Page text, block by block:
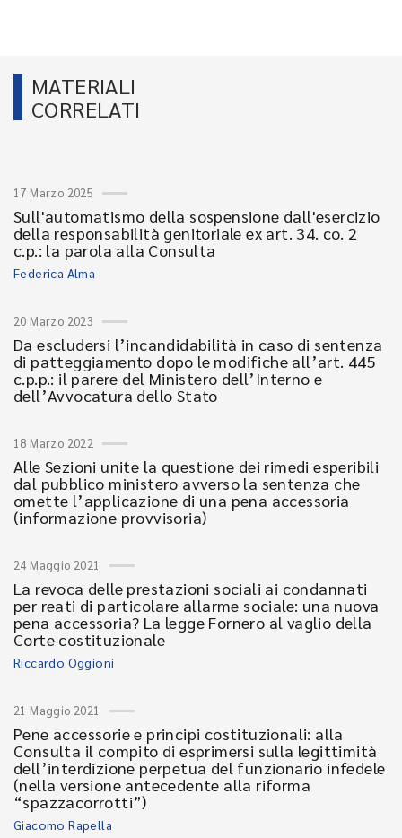
MATERIALI
CORRELATI
17 Marzo 2025
Sull'automatismo della sospensione dall'esercizio
della responsabilità genitoriale ex art. 34. co. 2
c.p.: la parola alla Consulta
Federica Alma
20 Marzo 2023
Da escludersi l’incandidabilità in caso di sentenza
di patteggiamento dopo le modifiche all’art. 445
c.p.p.: il parere del Ministero dell’Interno e
dell’Avvocatura dello Stato
18 Marzo 2022
Alle Sezioni unite la questione dei rimedi esperibili
dal pubblico ministero avverso la sentenza che
omette l’applicazione di una pena accessoria
(informazione provvisoria)
24 Maggio 2021
La revoca delle prestazioni sociali ai condannati
per reati di particolare allarme sociale: una nuova
pena accessoria? La legge Fornero al vaglio della
Corte costituzionale
Riccardo Oggioni
21 Maggio 2021
Pene accessorie e principi costituzionali: alla
Consulta il compito di esprimersi sulla legittimità
dell’interdizione perpetua del funzionario infedele
(nella versione antecedente alla riforma
“spazzacorrotti”)
Giacomo Rapella